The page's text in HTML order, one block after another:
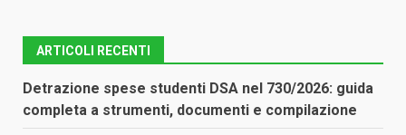
ARTICOLI RECENTI
Detrazione spese studenti DSA nel 730/2026: guida
completa a strumenti, documenti e compilazione